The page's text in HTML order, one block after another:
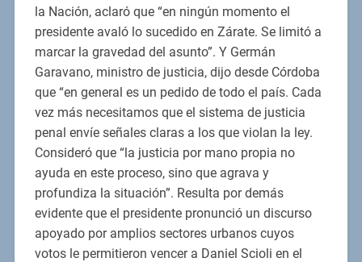
la Nación, aclaró que “en ningún momento el
presidente avaló lo sucedido en Zárate. Se limitó a
marcar la gravedad del asunto”. Y Germán
Garavano, ministro de justicia, dijo desde Córdoba
que “en general es un pedido de todo el país. Cada
vez más necesitamos que el sistema de justicia
penal envíe señales claras a los que violan la ley.
Consideró que “la justicia por mano propia no
ayuda en este proceso, sino que agrava y
profundiza la situación”. Resulta por demás
evidente que el presidente pronunció un discurso
apoyado por amplios sectores urbanos cuyos
votos le permitieron vencer a Daniel Scioli en el